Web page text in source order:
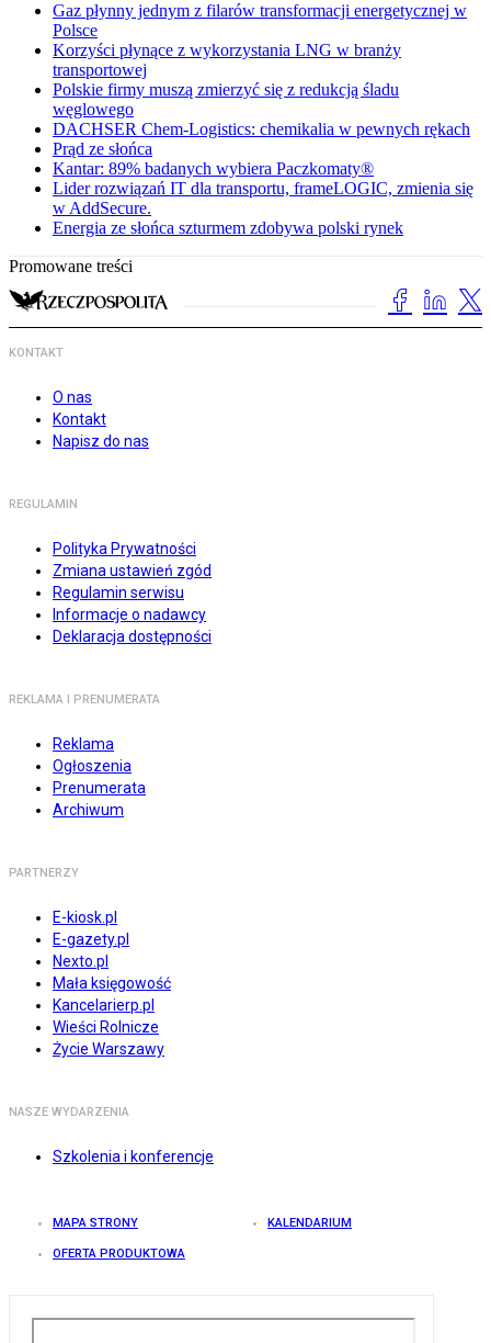
Gaz płynny jednym z filarów transformacji energetycznej w
Polsce
Korzyści płynące z wykorzystania LNG w branży
transportowej
Polskie firmy muszą zmierzyć się z redukcją śladu
węglowego
DACHSER Chem-Logistics: chemikalia w pewnych rękach
Prąd ze słońca
Kantar: 89% badanych wybiera Paczkomaty®
Lider rozwiązań IT dla transportu, frameLOGIC, zmienia się
w AddSecure.
Energia ze słońca szturmem zdobywa polski rynek
Promowane treści
KONTAKT
O nas
Kontakt
Napisz do nas
REGULAMIN
Polityka Prywatności
Zmiana ustawień zgód
Regulamin serwisu
Informacje o nadawcy
Deklaracja dostępności
REKLAMA I PRENUMERATA
Reklama
Ogłoszenia
Prenumerata
Archiwum
PARTNERZY
E-kiosk.pl
E-gazety.pl
Nexto.pl
Mała księgowość
Kancelarierp.pl
Wieści Rolnicze
Życie Warszawy
NASZE WYDARZENIA
Szkolenia i konferencje
MAPA STRONY KALENDARIUM
OFERTA PRODUKTOWA